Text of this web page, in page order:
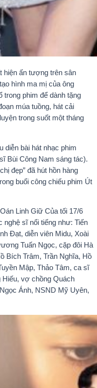
hiện ấn tượng trên sân
hình ma mị của ông
trong phim để dành tặng
múa tuồng, hát cải
trong suốt một tháng
diễn bài hát nhạc phim
Bùi Công Nam sáng tác).
đẹp” đã hút hồn hàng
buổi công chiếu phim Út
Linh Giữ Của tối 17/6
nghệ sĩ nổi tiếng như: Tiến
Đạt, diễn viên Midu, Xoài
Tuấn Ngọc, cặp đôi Hà
Bích Trâm, Trần Nghĩa, Hồ
Mập, Thảo Tâm, ca sĩ
Hiếu, vợ chồng Quách
Ánh, NSND Mỹ Uyên,